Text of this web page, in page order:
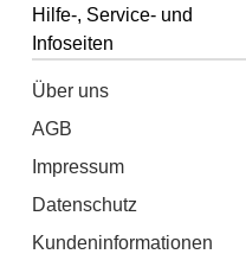
Hilfe-, Service- und
Infoseiten
Über uns
AGB
Impressum
Datenschutz
Kundeninformationen